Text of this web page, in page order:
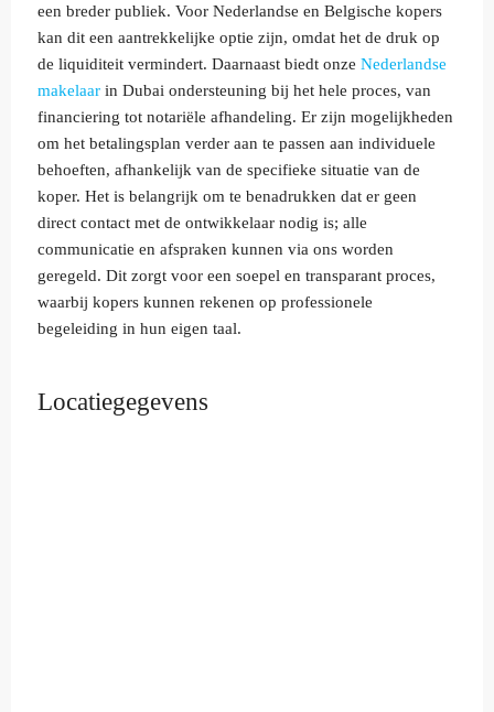
een breder publiek. Voor Nederlandse en Belgische kopers
kan dit een aantrekkelijke optie zijn, omdat het de druk op
de liquiditeit vermindert. Daarnaast biedt onze Nederlandse
makelaar in Dubai ondersteuning bij het hele proces, van
financiering tot notariële afhandeling. Er zijn mogelijkheden
om het betalingsplan verder aan te passen aan individuele
behoeften, afhankelijk van de specifieke situatie van de
koper. Het is belangrijk om te benadrukken dat er geen
direct contact met de ontwikkelaar nodig is; alle
communicatie en afspraken kunnen via ons worden
geregeld. Dit zorgt voor een soepel en transparant proces,
waarbij kopers kunnen rekenen op professionele
begeleiding in hun eigen taal.
Locatiegegevens